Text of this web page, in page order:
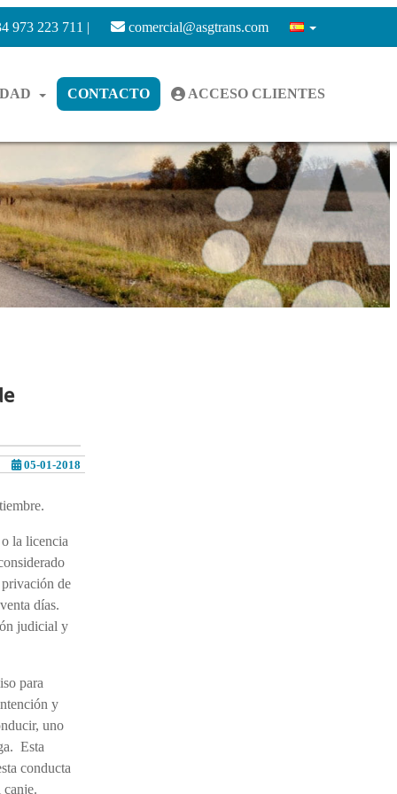
973 223 711 | comercial@asgtrans.com
CONTACTO ACCESO CLIENTES
05-01-2018
la licencia
de
días.
judicial y
para
y
uno
Esta
conducta
canje.